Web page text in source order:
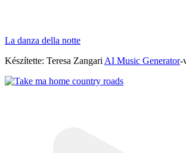
La danza della notte
Készítette: Teresa Zangari AI Music Generator-